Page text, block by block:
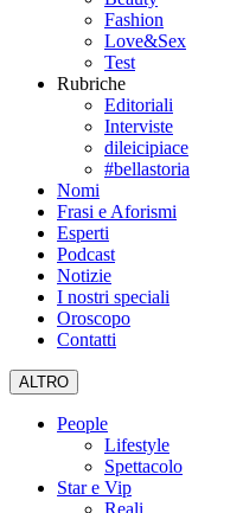
Fashion
Love&Sex
Test
Rubriche
Editoriali
Interviste
dileicipiace
#bellastoria
Nomi
Frasi e Aforismi
Esperti
Podcast
Notizie
I nostri speciali
Oroscopo
Contatti
ALTRO
People
Lifestyle
Spettacolo
Star e Vip
Reali